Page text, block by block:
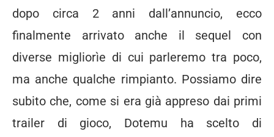
dopo circa 2 anni dall’annuncio, ecco
finalmente arrivato anche il sequel con
diverse migliorìe di cui parleremo tra poco,
ma anche qualche rimpianto. Possiamo dire
subito che, come si era già appreso dai primi
trailer di gioco, Dotemu ha scelto di